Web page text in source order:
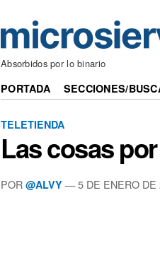
Absorbidos por lo binario
PORTADA SECCIONES/
TELETIENDA
Las cosas
POR @ALVY —5 DE ENERO DE